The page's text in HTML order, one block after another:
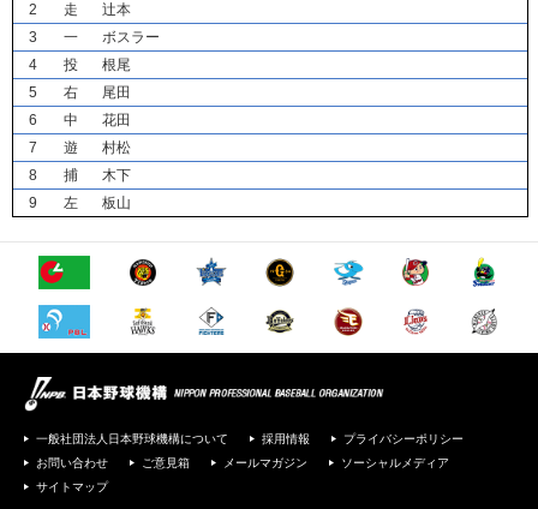
2
走
辻本
3
一
ボスラー
4
投
根尾
5
右
尾田
6
中
花田
7
遊
村松
8
捕
木下
9
左 板山
一般社団法人日本野球機構について 採用情報
プライバシーポリシー
お問い合わせ
ご意見箱 メールマガジン
ソーシャルメディア
サイトマップ